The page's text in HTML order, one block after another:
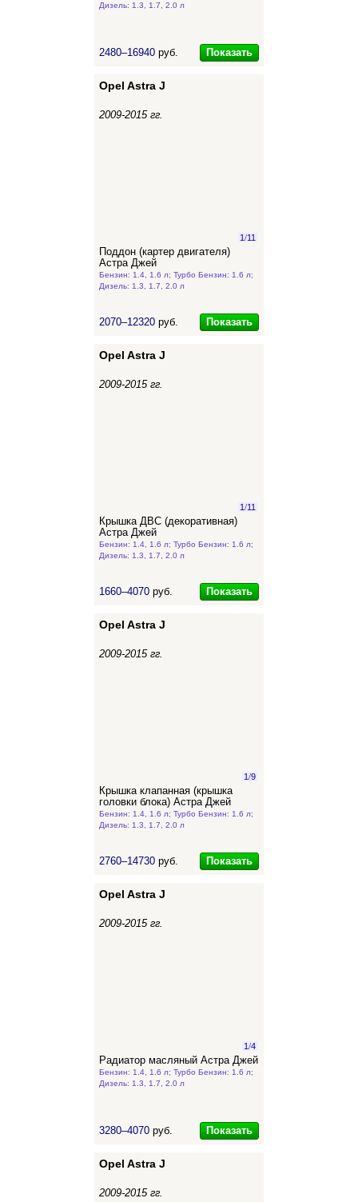
Дизель: 1.3, 1.7, 2.0 л
2480–16940 руб. Показать
Opel Astra J
2009-2015 гг.
1/11
Поддон (картер двигателя)
Астра Джей
Бензин: 1.4, 1.6 л; Турбо Бензин: 1.6 л;
Дизель: 1.3, 1.7, 2.0 л
2070–12320 руб. Показать
Opel Astra J
2009-2015 гг.
1/11
Крышка ДВС (декоративная)
Астра Джей
Бензин: 1.4, 1.6 л; Турбо Бензин: 1.6 л;
Дизель: 1.3, 1.7, 2.0 л
1660–4070 руб. Показать
Opel Astra J
2009-2015 гг.
1/9
Крышка клапанная (крышка
головки блока) Астра Джей
Бензин: 1.4, 1.6 л; Турбо Бензин: 1.6 л;
Дизель: 1.3, 1.7, 2.0 л
2760–14730 руб. Показать
Opel Astra J
2009-2015 гг.
1/4
Радиатор масляный Астра Джей
Бензин: 1.4, 1.6 л; Турбо Бензин: 1.6 л;
Дизель: 1.3, 1.7, 2.0 л
3280–4070 руб. Показать
Opel Astra J
2009-2015 гг.